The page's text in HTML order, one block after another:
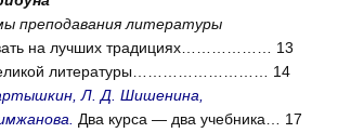
преподавания литературы
на лучших традициях……………… 13
литературы……………………… 14
Л. Д. Шишенина,
Два курса — два учебника… 17